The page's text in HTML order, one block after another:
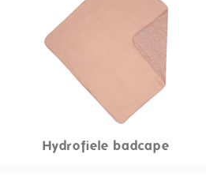
Hydrofiele badcape